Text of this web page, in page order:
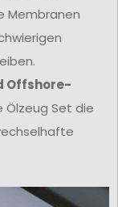
Membranen
Offshore-
Set die